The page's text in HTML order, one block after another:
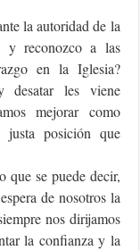
la autoridad de la
y reconozco a las
en la Iglesia?
desatar les viene
mejorar como
posición que
se puede decir,
de nosotros la
nos dirijamos
la confianza y la